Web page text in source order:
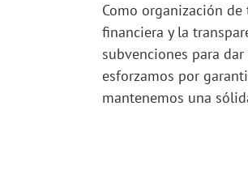
Como organización
financiera y la
subvenciones para
esforzamos por
mantenemos una